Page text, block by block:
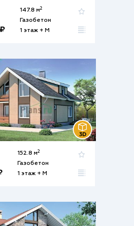
147.8 м2
Газобетон
1 этаж + М
152.8 м2
Газобетон
1 этаж + М